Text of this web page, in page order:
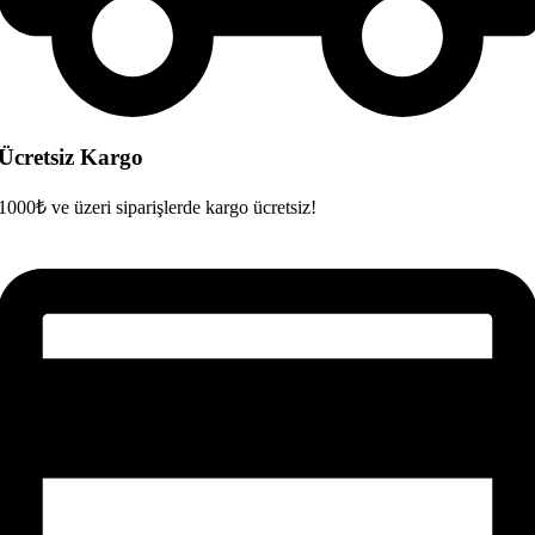
Kargo
ve üzeri siparişlerde kargo ücretsiz!